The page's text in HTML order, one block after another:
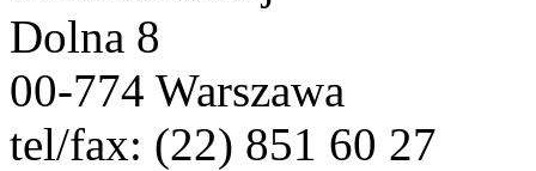
Dolna 8
00-774 Warszawa
tel/fax: (22) 851 60 27